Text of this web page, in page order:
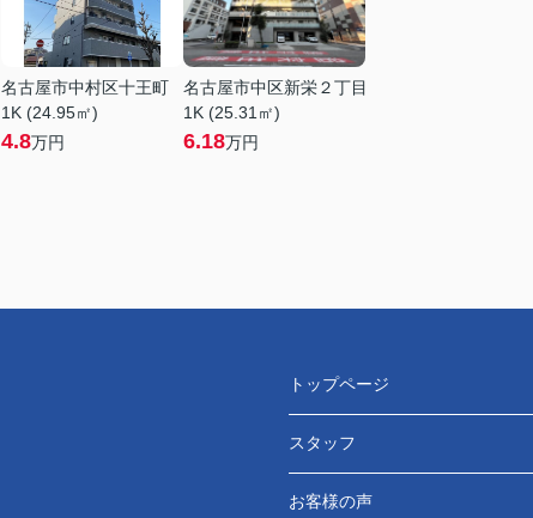
名古屋市中村区十王町
1K (24.95㎡)
4.8万円
名古屋市中区新栄２丁目
1K (25.31㎡)
6.18万円
トップページ
スタッフ
お客様の声